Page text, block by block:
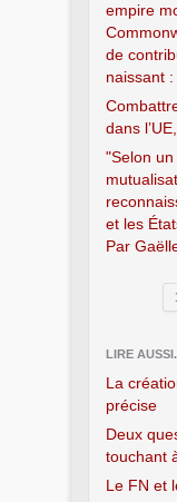
empire
de
naissant :
dans
"Selon
et les
Par
LIRE
La
précise
Deux
touchant
Le FN et